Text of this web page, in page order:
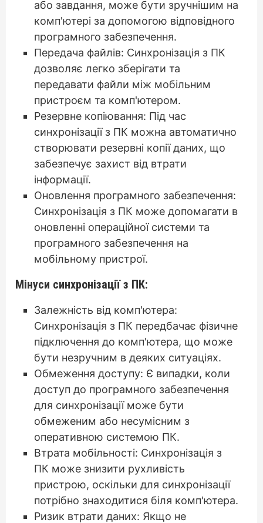
або завдання, може бути зручнішим на
комп'ютері за допомогою відповідного
програмного забезпечення.
Передача файлів: Синхронізація з ПК
дозволяє легко зберігати та
передавати файли між мобільним
пристроєм та комп'ютером.
Резервне копіювання: Під час
синхронізації з ПК можна автоматично
створювати резервні копії даних, що
забезпечує захист від втрати
інформації.
Оновлення програмного забезпечення:
Синхронізація з ПК може допомагати в
оновленні операційної системи та
програмного забезпечення на
мобільному пристрої.
Мінуси синхронізації з ПК:
Залежність від комп'ютера:
Синхронізація з ПК передбачає фізичне
підключення до комп'ютера, що може
бути незручним в деяких ситуаціях.
Обмеження доступу: Є випадки, коли
доступ до програмного забезпечення
для синхронізації може бути
обмеженим або несумісним з
оперативною системою ПК.
Втрата мобільності: Синхронізація з
ПК може знизити рухливість
пристрою, оскільки для синхронізації
потрібно знаходитися біля комп'ютера.
Ризик втрати даних: Якщо не